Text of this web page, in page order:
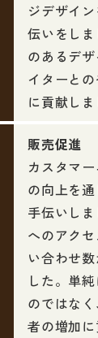
ジデザイ
伝いをし
のあるデ
イターと
に貢献しま
販売促進
カスタマ
の向上を
手伝いし
へのアク
い合わせ
した。単
のではな
者の増加